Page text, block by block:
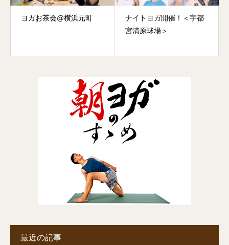
ヨガお茶会@横浜元町
ナイトヨガ開催！＜宇都
宮清原球場＞
最近の記事